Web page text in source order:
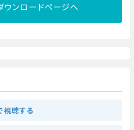
ウンロードページへ
視聴する